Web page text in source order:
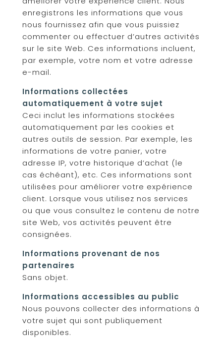
enregistrons les informations que vous
nous fournissez afin que vous puissiez
commenter ou effectuer d’autres activités
sur le site Web. Ces informations incluent,
par exemple, votre nom et votre adresse
e-mail.
Informations collectées
automatiquement à votre sujet
Ceci inclut les informations stockées
automatiquement par les cookies et
autres outils de session. Par exemple, les
informations de votre panier, votre
adresse IP, votre historique d’achat (le
cas échéant), etc. Ces informations sont
utilisées pour améliorer votre expérience
client. Lorsque vous utilisez nos services
ou que vous consultez le contenu de notre
site Web, vos activités peuvent être
consignées.
Informations provenant de nos
partenaires
Sans objet.
Informations accessibles au public
Nous pouvons collecter des informations à
votre sujet qui sont publiquement
disponibles.